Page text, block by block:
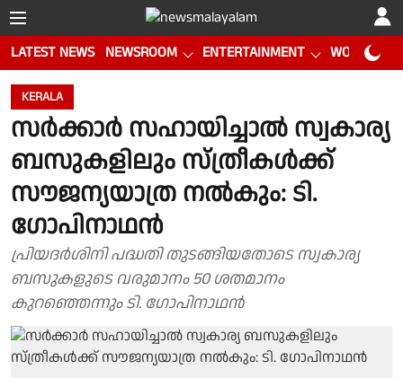
LATEST NEWS NEWSROOM ENTERTAINMENT WORLD CUP
KERALA
സർക്കാർ സഹായിച്ചാൽ സ്വകാര്യ
ബസുകളിലും സ്ത്രീകൾക്ക്
സൗജന്യയാത്ര നൽകും: ടി.
ഗോപിനാഥൻ
പ്രിയദർശിനി പദ്ധതി തുടങ്ങിയതോടെ സ്വകാര്യ
ബസുകളുടെ വരുമാനം 50 ശതമാനം
കുറഞ്ഞെന്നും ടി. ഗോപിനാഥൻ